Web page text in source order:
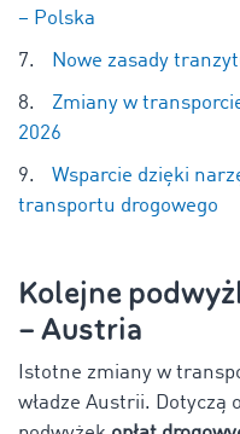
– Polska
Nowe zasady
Zmiany w
2026
Wsparcie dzięki
transportu drogowego
Kolejne
– Austria
Istotne zmiany w
władze Austrii. Dotyczą